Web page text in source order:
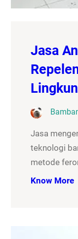
Jasa
Jasa
teknologi
metode
Know More